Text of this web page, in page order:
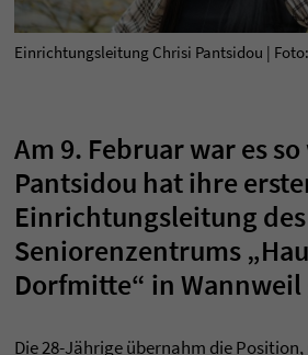
Einrichtungsleitung Chrisi Pantsidou |
Am 9. Februar war es
Pantsidou hat ihre
Einrichtungsleitung des
Seniorenzentrums
Dorfmitte“ in
Die 28-Jährige übernahm die